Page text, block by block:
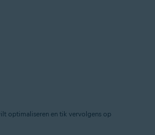
optimaliseren en tik vervolgens op